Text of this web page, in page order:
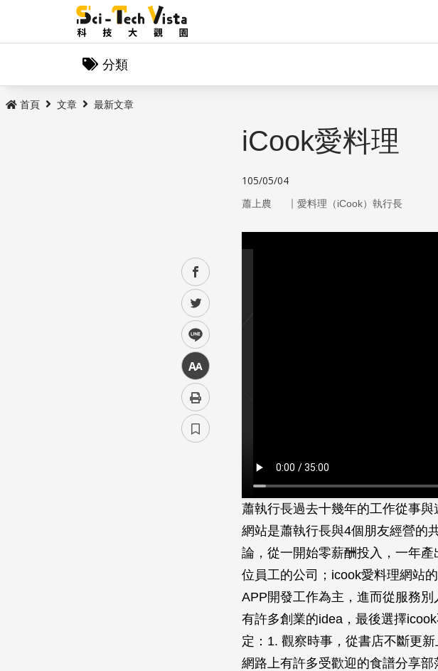
分類
首頁 文章 最新文章
facebook
twitter
line
中
iCook愛料理
105/05/04
蕭上農 ｜ 愛料理（iCook）執行長
蕭執行長過去十幾年的工作從事
網站是蕭執行長與4個朋友經營的
論，從一開始零薪酬投入，一年
位員工的公司；icook愛料理網站
APP開發工作為主，進而從服務
有許多創業的idea，最後選擇
定：1. 觀察時事，從書店不斷更
網路上有許多受歡迎的食譜分享